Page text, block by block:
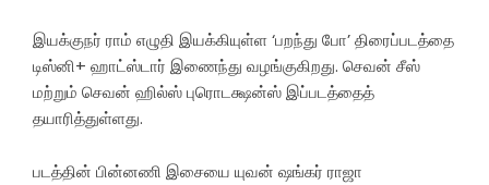
இயக்குநர் ராம் எழுதி இயக்கியுள்ள ‘பறந்து போ’ திரைப்படத்தை
டிஸ்னி+ ஹாட்ஸ்டார் இணைந்து வழங்குகிறது. செவன் சீஸ்
மற்றும் செவன் ஹில்ஸ் புரொடக்ஷன்ஸ் இப்படத்தைத்
தயாரித்துள்ளது.
படத்தின் பின்னணி இசையை யுவன் ஷங்கர் ராஜா